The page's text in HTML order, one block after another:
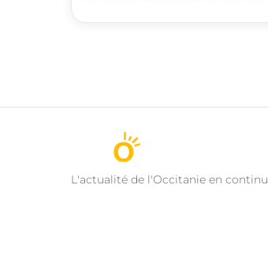
L'actualité de l'Occitanie en continu